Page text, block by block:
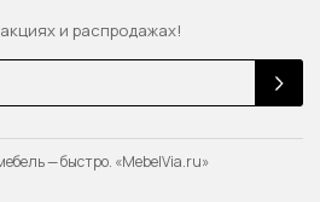
и распродажах!
— быстро. «MebelVia.ru»